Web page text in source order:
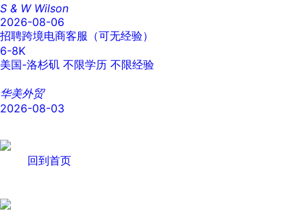
S & W Wilson
2026-08-06
招聘跨境电商客服（可无经验）
6-8K
美国-洛杉矶 不限学历 不限经验
华美外贸
2026-08-03
回到首页